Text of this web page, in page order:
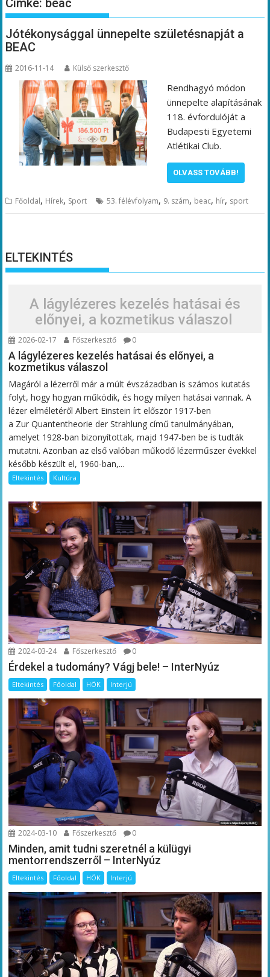
Címke: beac
Jótékonysággal ünnepelte születésnapját a
BEAC
2016-11-14 Külső szerkesztő
Rendhagyó módon
ünnepelte alapításának
118. évfordulóját a
Budapesti Egyetemi
Atlétikai Club.
OLVASS TOVÁBB!
Főoldal, Hírek, Sport 53. félévfolyam, 9. szám, beac, hír, sport
ELTEKINTÉS
A lágylézeres kezelés hatásai és
előnyei, a kozmetikus válaszol
2026-02-17 Főszerkesztő 0
A lágylézeres kezelés hatásai és előnyei, a
kozmetikus válaszol
Magáról a lézerről már a múlt évszázadban is számos kutatás
folyt, hogy hogyan működik, és hogy milyen hatásai vannak. A
lézer elméletéről Albert Einstein írt először 1917-ben
a Zur Quantentheorie der Strahlung című tanulmányában,
amelyet 1928-ban bizonyítottak, majd 1947-ben be is tudták
mutatni. Azonban az első valóban működő lézerműszer évekkel
később készült el, 1960-ban,...
Eltekintés Kultúra
2024-03-24 Főszerkesztő 0
Érdekel a tudomány? Vágj bele! – InterNyúz
Eltekintés Főoldal HÖK Interjú
2024-03-10 Főszerkesztő 0
Minden, amit tudni szeretnél a külügyi
mentorrendszerről – InterNyúz
Eltekintés Főoldal HÖK Interjú